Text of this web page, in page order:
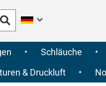
• Schläuche •
& Druckluft •